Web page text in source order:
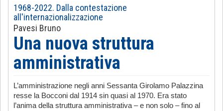
-1968-2022. Dalla contestazione
all'internazionalizzazione
Pavesi Bruno
Una nuova struttura
amministrativa
L’amministrazione negli anni Sessanta Girolamo Palazzina
resse la Bocconi dal 1914 sin quasi al 1970. Era stato
l’anima della struttura amministrativa – e non solo – fino al